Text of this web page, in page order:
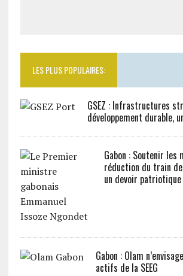
LES PLUS POPULAIRES:
GSEZ : Infrastructures
développement durable,
Gabon : Soutenir les
réduction du train
un devoir patriotique
Gabon : Olam
actifs de la SEEG